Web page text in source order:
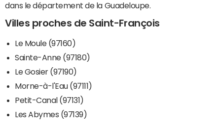
dans le département de la Guadeloupe.
Villes proches de Saint-François
Le Moule (97160)
Sainte-Anne (97180)
Le Gosier (97190)
Morne-à-l'Eau (97111)
Petit-Canal (97131)
Les Abymes (97139)